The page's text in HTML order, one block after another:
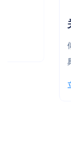
2026-05-13
关于嘿华
似乎很多用户
具体包含哪些